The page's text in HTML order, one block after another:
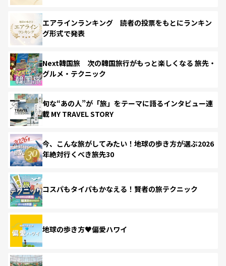
エアラインランキング 読者の投票をもとにランキン
グ形式で発表
Next韓国旅 次の韓国旅行がもっと楽しくなる 旅先・
グルメ・テクニック
旬な“あの人”が「旅」をテーマに語るインタビュー連
載 MY TRAVEL STORY
今、こんな旅がしてみたい！地球の歩き方が選ぶ2026
年絶対行くべき旅先30
コスパもタイパもかなえる！賢者の旅テクニック
地球の歩き方♥偏愛ハワイ